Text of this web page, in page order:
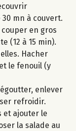
mn à couvert.
en gros
(12 à 15 min).
Hacher
le fenouil (y
enlever
refroidir.
et ajouter le
la salade au